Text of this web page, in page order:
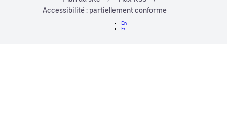
Accessibilité : partiellement conforme
En
Fr